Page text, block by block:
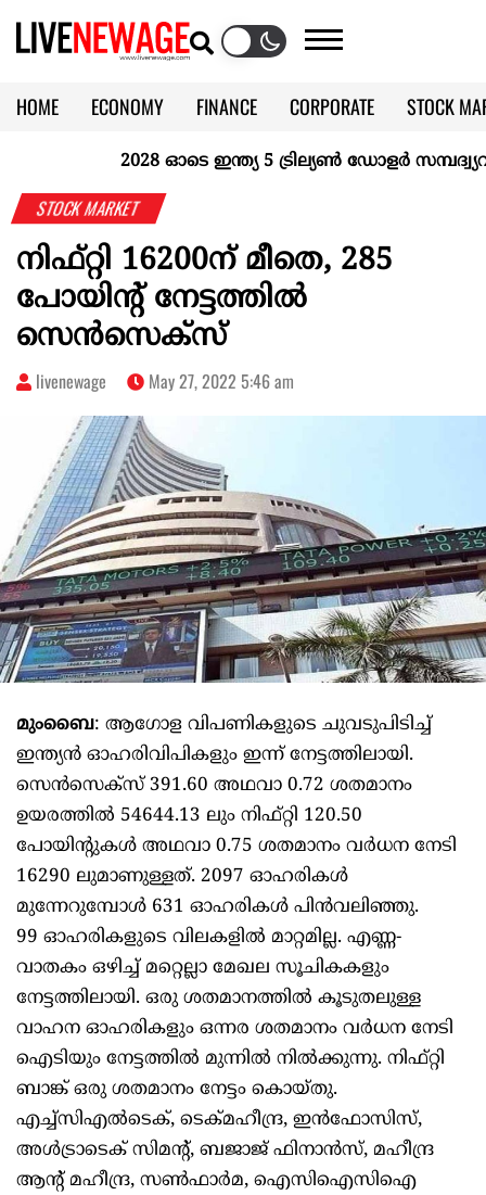
HOME ECONOMY FINANCE CORPORATE
STOCK
KERALA @70
2028 ഓടെ ഇന്ത്യ 5 ട്രില്യണ്‍ ഡോളര്‍
STOCK MARKET
നിഫ്റ്റി 16200ന് മീതെ, 285
പോയിന്റ് നേട്ടത്തില്‍
സെന്‍സെക്‌സ്
livenewage May 27, 2022 5:46 am
മുംബൈ: ആഗോള വിപണികളുടെ ചുവടുപിടിച്ച്
ഇന്ത്യന്‍ ഓഹരിവിപികളും ഇന്ന് നേട്ടത്തിലായി.
സെന്‍സെക്‌സ് 391.60 അഥവാ 0.72 ശതമാനം
ഉയരത്തില്‍ 54644.13 ലും നിഫ്റ്റി 120.50
പോയിന്റുകള്‍ അഥവാ 0.75 ശതമാനം വര്‍ധന നേടി
16290 ലുമാണുള്ളത്. 2097 ഓഹരികള്‍
മുന്നേറുമ്പോള്‍ 631 ഓഹരികള്‍ പിന്‍വലിഞ്ഞു.
99 ഓഹരികളുടെ വിലകളില്‍ മാറ്റമില്ല. എണ്ണ-
വാതകം ഒഴിച്ച് മറ്റെല്ലാ മേഖല സൂചികകളും
നേട്ടത്തിലായി. ഒരു ശതമാനത്തില്‍ കൂടുതലുള്ള
വാഹന ഓഹരികളും ഒന്നര ശതമാനം വര്‍ധന നേടി
ഐടിയും നേട്ടത്തില്‍ മുന്നില്‍ നില്‍ക്കുന്നു. നിഫ്റ്റി
ബാങ്ക് ഒരു ശതമാനം നേട്ടം കൊയ്തു.
എച്ച്‌സിഎല്‍ടെക്, ടെക്മഹീന്ദ്ര, ഇന്‍ഫോസിസ്,
അള്‍ട്രാടെക് സിമന്റ്, ബജാജ് ഫിനാന്‍സ്, മഹീന്ദ്ര
ആന്റ് മഹീന്ദ്ര, സണ്‍ഫാര്‍മ, ഐസിഐസിഐ